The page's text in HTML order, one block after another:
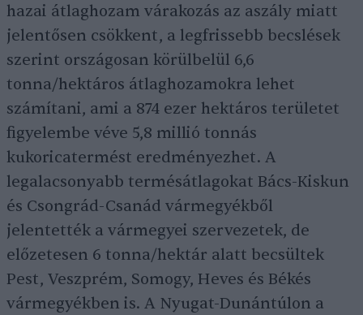
hazai átlaghozam várakozás az aszály miatt
jelentősen csökkent, a legfrissebb becslések
szerint országosan körülbelül 6,6
tonna/hektáros átlaghozamokra lehet
számítani, ami a 874 ezer hektáros területet
figyelembe véve 5,8 millió tonnás
kukoricatermést eredményezhet. A
legalacsonyabb termésátlagokat Bács-Kiskun
és Csongrád-Csanád vármegyékből
jelentették a vármegyei szervezetek, de
előzetesen 6 tonna/hektár alatt becsültek
Pest, Veszprém, Somogy, Heves és Békés
vármegyékben is. A Nyugat-Dunántúlon a